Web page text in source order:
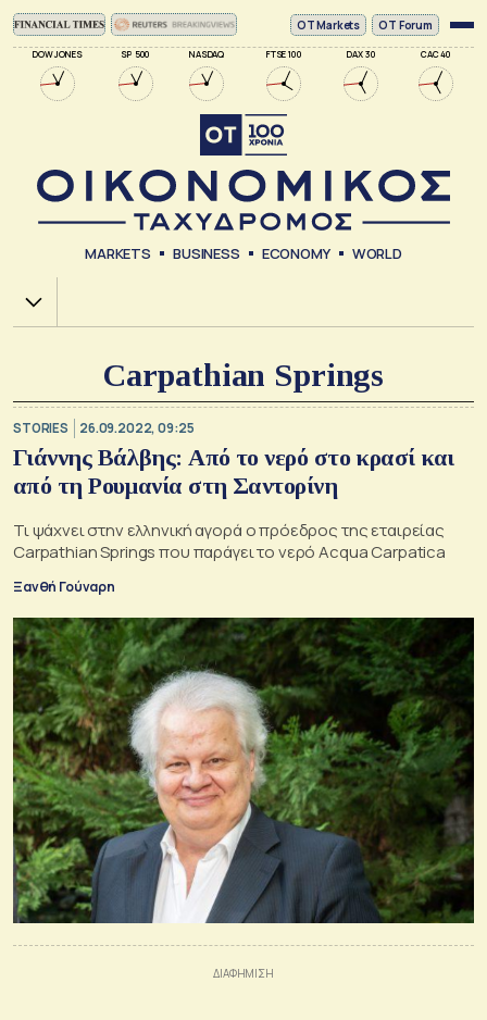
DOW JONES SP 500 NASDAQ FTSE 100 DAX 30 CAC 40
ΟΤ Markets OT Forum
MARKETS BUSINESS ECONOMY WORLD
Χ.Α.
Carpathian Springs
STORIES 26.09.2022, 09:25
Γιάννης Βάλβης: Από το νερό στο κρασί και
από τη Ρουμανία στη Σαντορίνη
Τι ψάχνει στην ελληνική αγορά ο πρόεδρος της εταιρείας
Carpathian Springs που παράγει το νερό Acqua Carpatica
Ξανθή Γούναρη